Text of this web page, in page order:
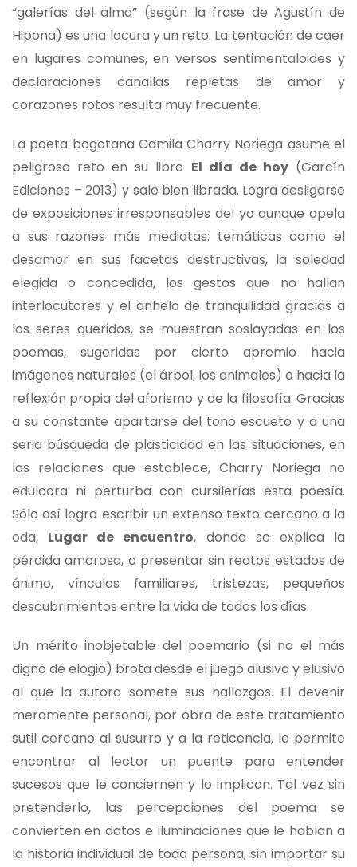
“galerías del alma” (según la frase de Agustín de
Hipona) es una locura y un reto. La tentación de caer
en lugares comunes, en versos sentimentaloides y
declaraciones canallas repletas de amor y
corazones rotos resulta muy frecuente.
La poeta bogotana Camila Charry Noriega asume el
peligroso reto en su libro El día de hoy(Garcín
Ediciones – 2013) y sale bien librada. Logra desligarse
de exposiciones irresponsables del yo aunque apela
a sus razones más mediatas: temáticas como el
desamor en sus facetas destructivas, la soledad
elegida o concedida, los gestos que no hallan
interlocutores y el anhelo de tranquilidad gracias a
los seres queridos, se muestran soslayadas en los
poemas, sugeridas por cierto apremio hacia
imágenes naturales (el árbol, los animales) o hacia la
reflexión propia del aforismo y de la filosofía. Gracias
a su constante apartarse del tono escueto y a una
seria búsqueda de plasticidad en las situaciones, en
las relaciones que establece, Charry Noriega no
edulcora ni perturba con cursilerías esta poesía.
Sólo así logra escribir un extenso texto cercano a la
oda, Lugar de encuentro, donde se explica la
pérdida amorosa, o presentar sin reatos estados de
ánimo, vínculos familiares, tristezas, pequeños
descubrimientos entre la vida de todos los días.
Un mérito inobjetable del poemario (si no el más
digno de elogio) brota desde el juego alusivo y elusivo
al que la autora somete sus hallazgos. El devenir
meramente personal, por obra de este tratamiento
sutil cercano al susurro y a la reticencia, le permite
encontrar al lector un puente para entender
sucesos que le conciernen y lo implican. Tal vez sin
pretenderlo, las percepciones del poema se
convierten en datos e iluminaciones que le hablan a
la historia individual de toda persona, sin importar su